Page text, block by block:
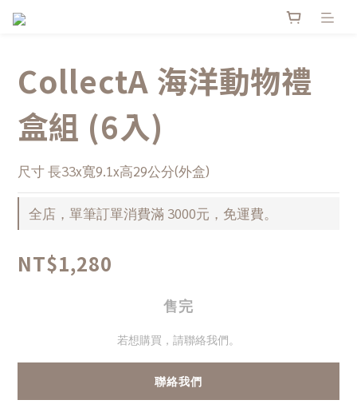
CollectA 海洋動物禮
盒組 (6入)
尺寸 長33x寬9.1x高29公分(外盒)
全店，單筆訂單消費滿 3000元，免運費。
NT$1,280
售完
若想購買，請聯絡我們。
聯絡我們